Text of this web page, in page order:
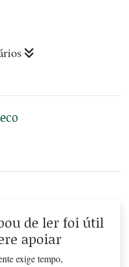
de ler foi útil
apoiar
exige tempo,